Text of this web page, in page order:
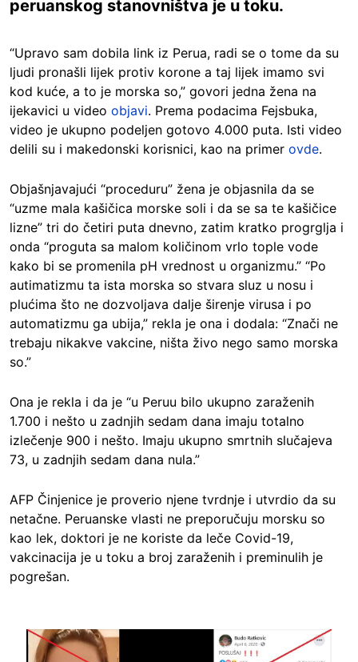
peruanskog stanovništva je u toku.
“Upravo sam dobila link iz Perua, radi se o tome da su
ljudi pronašli lijek protiv korone a taj lijek imamo svi
kod kuće, a to je morska so,” govori jedna žena na
ijekavici u video objavi. Prema podacima Fejsbuka,
video je ukupno podeljen gotovo 4.000 puta. Isti video
delili su i makedonski korisnici, kao na primer ovde.
Objašnjavajući “proceduru” žena je objasnila da se
“uzme mala kašičica morske soli i da se sa te kašičice
lizne” tri do četiri puta dnevno, zatim kratko progrglja i
onda “proguta sa malom količinom vrlo tople vode
kako bi se promenila pH vrednost u organizmu.” “Po
autimatizmu ta ista morska so stvara sluz u nosu i
plućima što ne dozvoljava dalje širenje virusa i po
automatizmu ga ubija,” rekla je ona i dodala: “Znači ne
trebaju nikakve vakcine, ništa živo nego samo morska
so.”
Ona je rekla i da je “u Peruu bilo ukupno zaraženih
1.700 i nešto u zadnjih sedam dana imaju totalno
izlečenje 900 i nešto. Imaju ukupno smrtnih slučajeva
73, u zadnjih sedam dana nula.”
AFP Činjenice je proverio njene tvrdnje i utvrdio da su
netačne. Peruanske vlasti ne preporučuju morsku so
kao lek, doktori je ne koriste da leče Covid-19,
vakcinacija je u toku a broj zaraženih i preminulih je
pogrešan.
Image